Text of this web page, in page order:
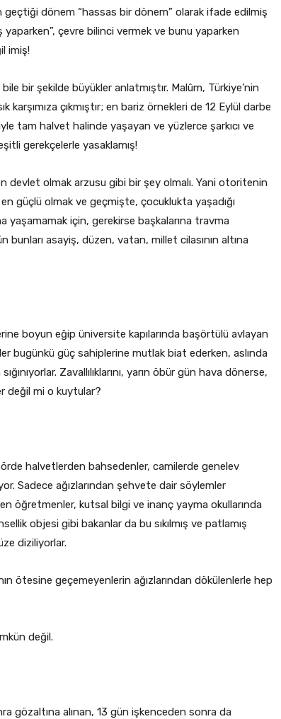
geçtiği dönem “hassas bir dönem” olarak ifade edilmiş
yaparken”, çevre bilinci vermek ve bunu yaparken
imiş!
bir şekilde büyükler anlatmıştır. Malûm, Türkiye’nin
çıkmıştır; en bariz örnekleri de 12 Eylül darbe
tam halvet halinde yaşayan ve yüzlerce şarkıcı ve
gerekçelerle yasaklamış!
devlet olmak arzusu gibi bir şey olmalı. Yani otoritenin
güçlü olmak ve geçmişte, çocuklukta yaşadığı
yaşamamak için, gerekirse başkalarına travma
asayiş, düzen, vatan, millet cilasının altına
boyun eğip üniversite kapılarında başörtülü avlayan
bugünkü güç sahiplerine mutlak biat ederken, aslında
Zavallılıklarını, yarın öbür gün hava dönerse,
değil mi o kuytular?
halvetlerden bahsedenler, camilerde genelev
Sadece ağızlarından şehvete dair söylemler
öğretmenler, kutsal bilgi ve inanç yayma okullarında
objesi gibi bakanlar da bu sıkılmış ve patlamış
diziliyorlar.
ötesine geçemeyenlerin ağızlarından dökülenlerle hep
değil.
gözaltına alınan, 13 gün işkenceden sonra da